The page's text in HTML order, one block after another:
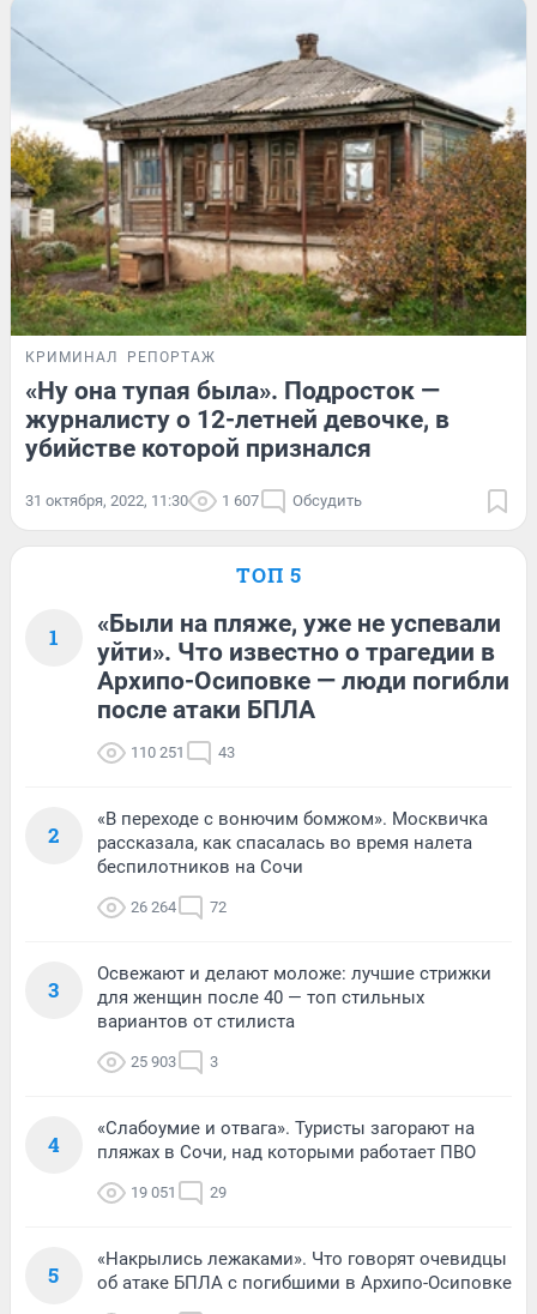
КРИМИНАЛ РЕПОРТАЖ
«Ну она тупая была». Подросток —
журналисту о 12-летней девочке, в
убийстве которой признался
31 октября, 2022, 11:30 1 607 Обсудить
ТОП 5
1
«Были на пляже, уже не успевали
уйти». Что известно о трагедии в
Архипо-Осиповке — люди погибли
после атаки БПЛА
110 251 43
2
«В переходе с вонючим бомжом». Москвичка
рассказала, как спасалась во время налета
беспилотников на Сочи
26 264 72
3
Освежают и делают моложе: лучшие стрижки
для женщин после 40 — топ стильных
вариантов от стилиста
25 903 3
4
«Слабоумие и отвага». Туристы загорают на
пляжах в Сочи, над которыми работает ПВО
19 051 29
5
«Накрылись лежаками». Что говорят очевидцы
об атаке БПЛА с погибшими в Архипо-Осиповке